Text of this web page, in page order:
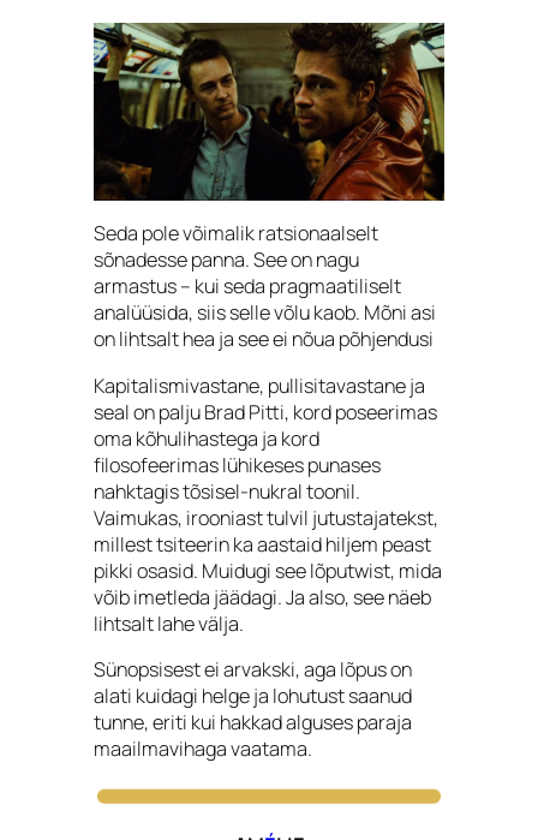
Seda pole võimalik ratsionaalselt
sõnadesse panna. See on nagu
armastus – kui seda pragmaatiliselt
analüüsida, siis selle võlu kaob. Mõni asi
on lihtsalt hea ja see ei nõua põhjendusi
Kapitalismivastane, pullisitavastane ja
seal on palju Brad Pitti, kord poseerimas
oma kõhulihastega ja kord
filosofeerimas lühikeses punases
nahktagis tõsisel-nukral toonil.
Vaimukas, irooniast tulvil jutustajatekst,
millest tsiteerin ka aastaid hiljem peast
pikki osasid. Muidugi see lõputwist, mida
võib imetleda jäädagi. Ja also, see näeb
lihtsalt lahe välja.
Sünopsisest ei arvakski, aga lõpus on
alati kuidagi helge ja lohutust saanud
tunne, eriti kui hakkad alguses paraja
maailmavihaga vaatama.